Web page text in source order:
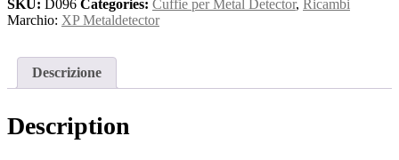
SKU: D096 Categories: Cuffie per Metal Detector, Ricambi
Marchio: XP Metaldetector
Descrizione
Description